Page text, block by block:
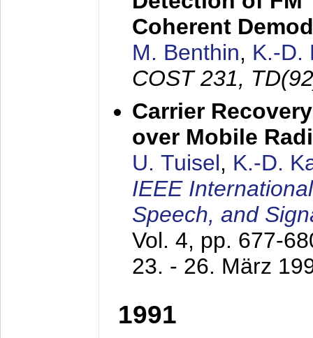
Coherent
M. Benthin, K.-D.
COST 231,
Carrier
over Mobile
U. Tuisel, K.-D.
IEEE
Speech, and
Vol. 4, pp. 677-
23. - 26. März
1991